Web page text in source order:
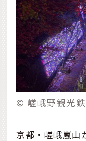
© 嵯峨野観光
京都・嵯峨嵐山